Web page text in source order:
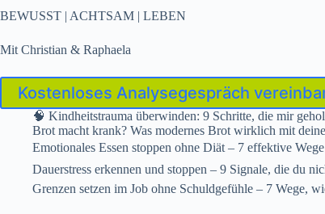
BEWUSST | ACHTSAM | LEBEN
Mit Christian & Raphaela
Kostenloses Analysegespräch
🧠 Kindheitstrauma überwinden: 9 Schritte, die mir
Brot macht krank? Was modernes Brot wirklich mit
Emotionales Essen stoppen ohne Diät – 7 effektive
Dauerstress erkennen und stoppen – 9 Signale, die du
Grenzen setzen im Job ohne Schuldgefühle – 7 Wege,